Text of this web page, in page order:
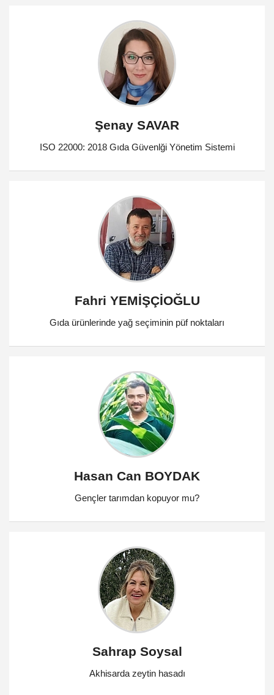
Şenay SAVAR
ISO 22000: 2018 Gıda Güvenlği Yönetim Sistemi
Fahri YEMİŞÇİOĞLU
Gıda ürünlerinde yağ seçiminin püf noktaları
Hasan Can BOYDAK
Gençler tarımdan kopuyor mu?
Sahrap Soysal
Akhisarda zeytin hasadı